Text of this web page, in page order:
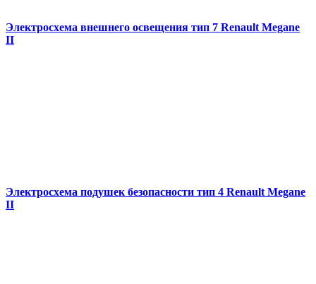
Электросхема внешнего освещения тип 7 Renault Megane
II
Электросхема подушек безопасности тип 4 Renault Megane
II